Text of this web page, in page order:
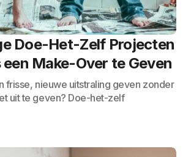
Doe-Het-Zelf Projecten
een Make-Over te Geven
frisse, nieuwe uitstraling geven zonder
uit te geven? Doe-het-zelf